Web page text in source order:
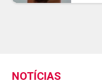
NOTÍCIAS